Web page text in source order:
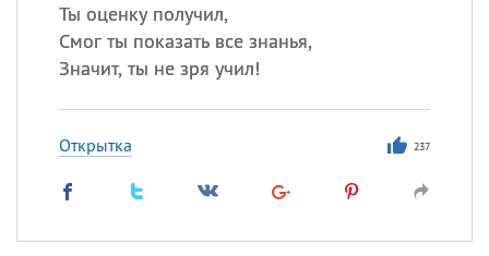
Ты оценку получил,
Смог ты показать все знанья,
Значит, ты не зря учил!
Открытка 237